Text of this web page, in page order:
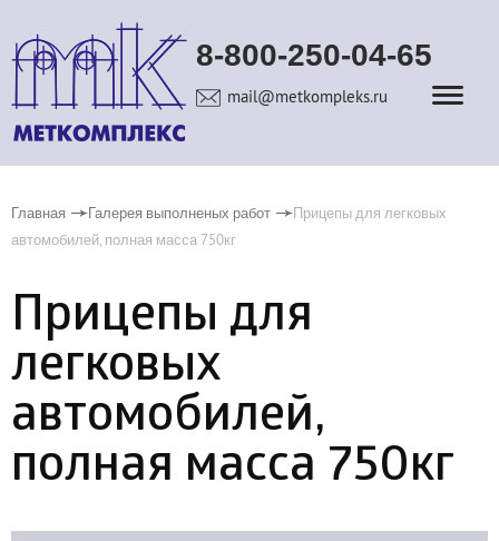
8-800-250-04-65
mail@metkompleks.ru
Главная Галерея выполненых работ
Прицепы для легковых
автомобилей, полная масса 750кг
Прицепы для
легковых
автомобилей,
полная масса 750кг